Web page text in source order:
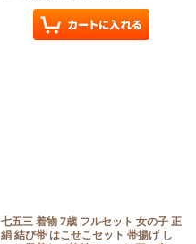
七五三 着物 7歳 フルセット 女の子 正
絹 結び帯 はこせこセット 帯揚げ し